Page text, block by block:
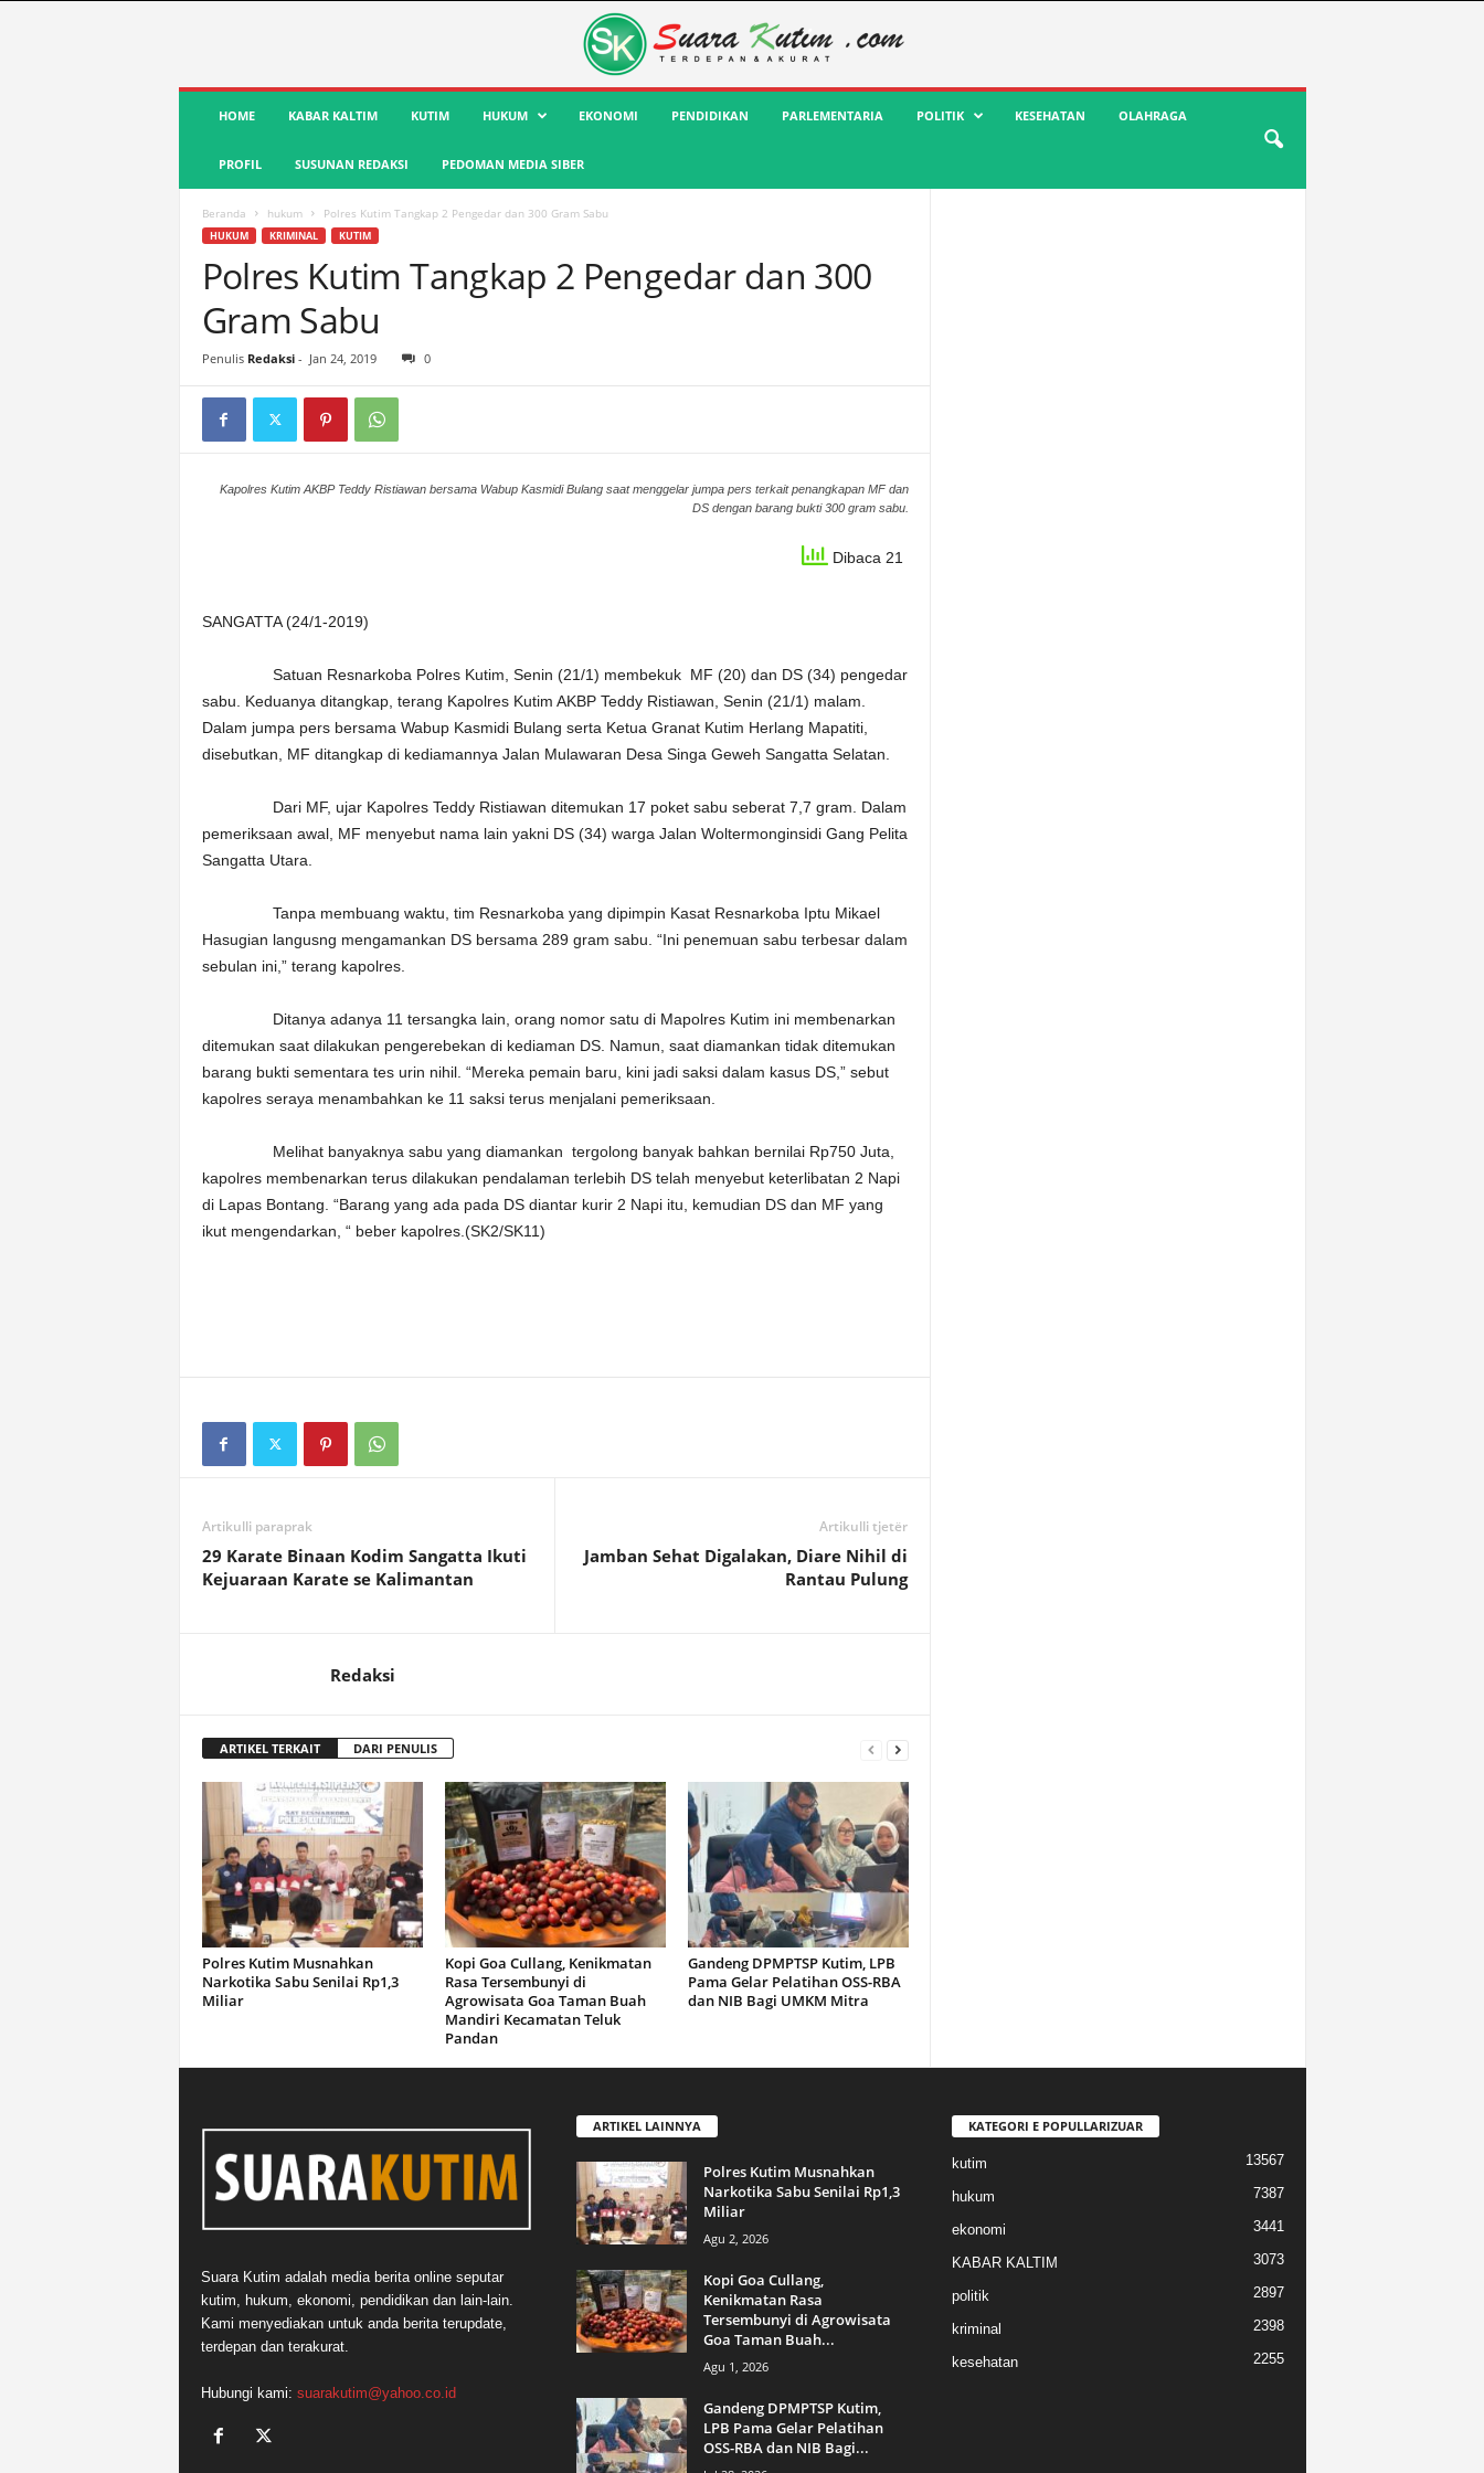
a
HOME KABAR KALTIM KUTIM HUKUM EKONOMI PENDIDIKAN PARLEMENTARIA POLITIK KESEHATAN OLAHRAGA
PROFIL SUSUNAN REDAKSI PEDOMAN MEDIA SIBER
Beranda hukum Polres Kutim Tangkap 2 Pengedar dan 300 Gram Sabu
HUKUM KRIMINAL KUTIM
Polres Kutim Tangkap 2 Pengedar dan 300
Gram Sabu
Penulis Redaksi- Jan 24, 2019 0
Kapolres Kutim AKBP Teddy Ristiawan bersama Wabup Kasmidi Bulang saat menggelar jumpa pers terkait penangkapan MF dan
DS dengan barang bukti 300 gram sabu.
Dibaca 21
SANGATTA (24/1-2019)
Satuan Resnarkoba Polres Kutim, Senin (21/1) membekuk MF (20) dan DS (34) pengedar
sabu. Keduanya ditangkap, terang Kapolres Kutim AKBP Teddy Ristiawan, Senin (21/1) malam.
Dalam jumpa pers bersama Wabup Kasmidi Bulang serta Ketua Granat Kutim Herlang Mapatiti,
disebutkan, MF ditangkap di kediamannya Jalan Mulawaran Desa Singa Geweh Sangatta Selatan.
Dari MF, ujar Kapolres Teddy Ristiawan ditemukan 17 poket sabu seberat 7,7 gram. Dalam
pemeriksaan awal, MF menyebut nama lain yakni DS (34) warga Jalan Woltermonginsidi Gang Pelita
Sangatta Utara.
Tanpa membuang waktu, tim Resnarkoba yang dipimpin Kasat Resnarkoba Iptu Mikael
Hasugian langusng mengamankan DS bersama 289 gram sabu. “Ini penemuan sabu terbesar dalam
sebulan ini,” terang kapolres.
Ditanya adanya 11 tersangka lain, orang nomor satu di Mapolres Kutim ini membenarkan
ditemukan saat dilakukan pengerebekan di kediaman DS. Namun, saat diamankan tidak ditemukan
barang bukti sementara tes urin nihil. “Mereka pemain baru, kini jadi saksi dalam kasus DS,” sebut
kapolres seraya menambahkan ke 11 saksi terus menjalani pemeriksaan.
Melihat banyaknya sabu yang diamankan tergolong banyak bahkan bernilai Rp750 Juta,
kapolres membenarkan terus dilakukan pendalaman terlebih DS telah menyebut keterlibatan 2 Napi
di Lapas Bontang. “Barang yang ada pada DS diantar kurir 2 Napi itu, kemudian DS dan MF yang
ikut mengendarkan, “ beber kapolres.(SK2/SK11)
Artikulli paraprak
29 Karate Binaan Kodim Sangatta Ikuti
Kejuaraan Karate se Kalimantan
Artikulli tjetër
Jamban Sehat Digalakan, Diare Nihil di
Rantau Pulung
Redaksi
ARTIKEL TERKAIT DARI PENULIS
Polres Kutim Musnahkan
Narkotika Sabu Senilai Rp1,3
Miliar
Kopi Goa Cullang, Kenikmatan
Rasa Tersembunyi di
Agrowisata Goa Taman Buah
Mandiri Kecamatan Teluk
Pandan
Gandeng DPMPTSP Kutim, LPB
Pama Gelar Pelatihan OSS-RBA
dan NIB Bagi UMKM Mitra
Suara Kutim adalah media berita online seputar
kutim, hukum, ekonomi, pendidikan dan lain-lain.
Kami menyediakan untuk anda berita terupdate,
terdepan dan terakurat.
Hubungi kami: suarakutim@yahoo.co.id
ARTIKEL LAINNYA
Polres Kutim Musnahkan
Narkotika Sabu Senilai Rp1,3
Miliar
Agu 2, 2026
Kopi Goa Cullang,
Kenikmatan Rasa
Tersembunyi di Agrowisata
Goa Taman Buah...
Agu 1, 2026
Gandeng DPMPTSP Kutim,
LPB Pama Gelar Pelatihan
OSS-RBA dan NIB Bagi...
KATEGORI E POPULLARIZUAR
kutim 13567
hukum 7387
ekonomi 3441
KABAR KALTIM 3073
politik 2897
kriminal 2398
kesehatan 2255